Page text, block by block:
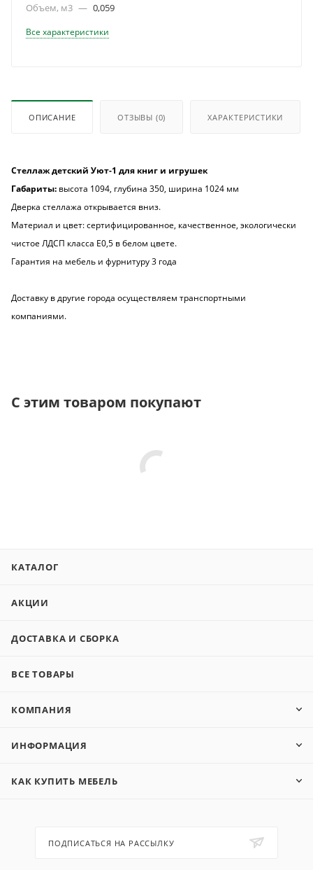
Объем, м3 — 0,059
Все характеристики
ОПИСАНИЕ ОТЗЫВЫ (0) ХАРАКТЕРИСТИКИ
Стеллаж детский Уют-1 для книг и игрушек
Габариты: высота 1094, глубина 350, ширина 1024 мм
Дверка стеллажа открывается вниз.
Материал и цвет: сертифицированное, качественное, экологически
чистое ЛДСП класса Е0,5 в белом цвете.
Гарантия на мебель и фурнитуру 3 года
Доставку в другие города осуществляем транспортными
компаниями.
С этим товаром покупают
КАТАЛОГ
АКЦИИ
ДОСТАВКА И СБОРКА
ВСЕ ТОВАРЫ
КОМПАНИЯ
ИНФОРМАЦИЯ
КАК КУПИТЬ МЕБЕЛЬ
ПОДПИСАТЬСЯ НА РАССЫЛКУ